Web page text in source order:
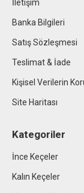
İletişim
Banka Bilgileri
Satış Sözleşmesi
Teslimat & İade
Kişisel Verilerin
Site Haritası
Kategoriler
İnce Keçeler
Kalın Keçeler